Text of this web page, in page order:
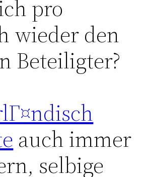
pro
wieder den
Beteiligter?
auch immer
selbige